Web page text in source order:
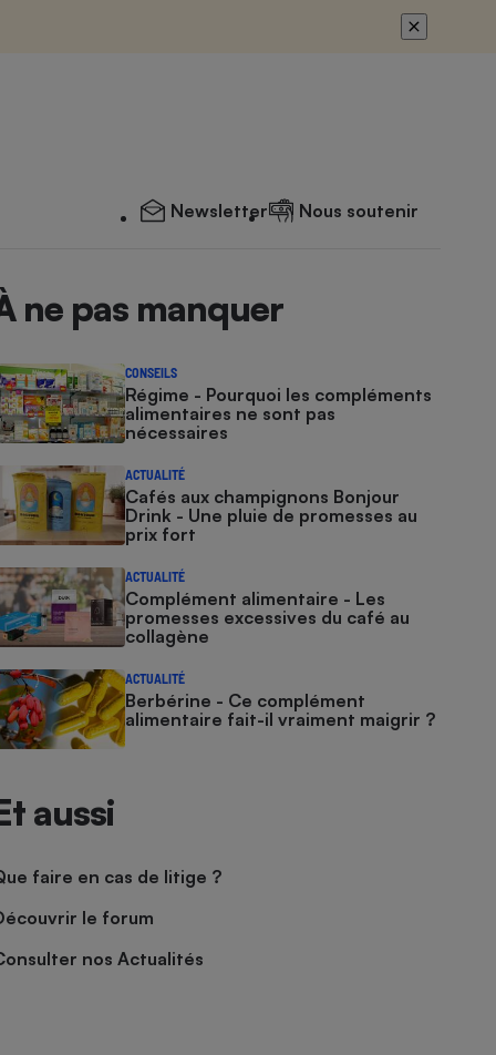
Newsletter Nous soutenir
ne pas manquer
CONSEILS
Régime - Pourquoi les compléments
alimentaires ne sont pas
nécessaires
ACTUALITÉ
Cafés aux champignons Bonjour
Drink - Une pluie de promesses au
prix fort
ACTUALITÉ
Complément alimentaire - Les
promesses excessives du café au
collagène
ACTUALITÉ
Berbérine - Ce complément
alimentaire fait-il vraiment maigrir ?
aussi
faire en cas de litige ?
le forum
nos Actualités